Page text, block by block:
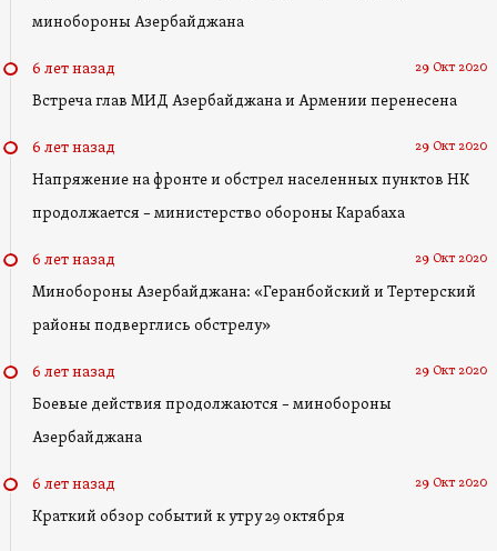
минобороны Азербайджана
6 лет назад 29 Окт 2020
Встреча глав МИД Азербайджана и Армении перенесена
6 лет назад 29 Окт 2020
Напряжение на фронте и обстрел населенных пунктов НК
продолжается – министерство обороны Карабаха
6 лет назад 29 Окт 2020
Минобороны Азербайджана: «Геранбойский и Тертерский
районы подверглись обстрелу»
6 лет назад 29 Окт 2020
Боевые действия продолжаются – минобороны
Азербайджана
6 лет назад 29 Окт 2020
Краткий обзор событий к утру 29 октября